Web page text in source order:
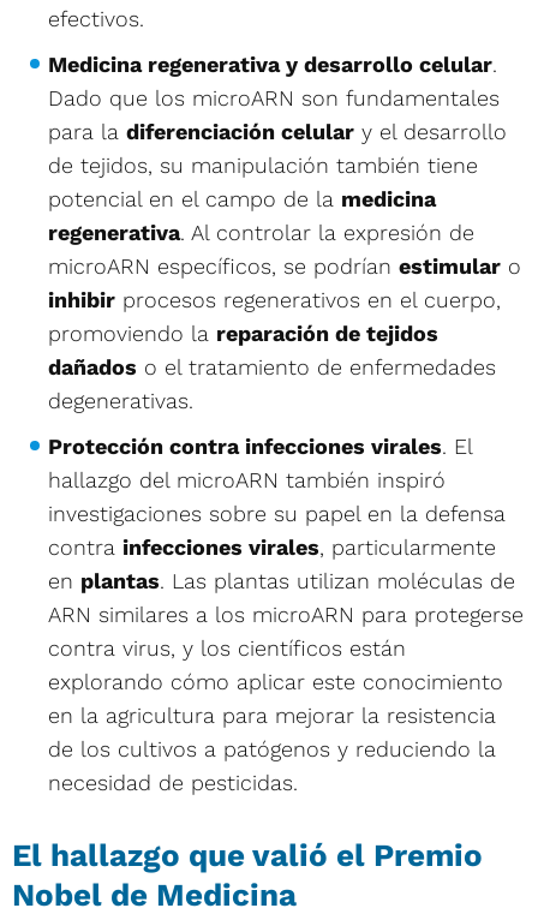
efectivos.
Medicina regenerativa y desarrollo celular.
Dado que los microARN son fundamentales
para la diferenciación celular y el desarrollo
de tejidos, su manipulación también tiene
potencial en el campo de la medicina
regenerativa. Al controlar la expresión de
microARN específicos, se podrían estimular o
inhibir procesos regenerativos en el cuerpo,
promoviendo la reparación de tejidos
dañados o el tratamiento de enfermedades
degenerativas.
Protección contra infecciones virales. El
hallazgo del microARN también inspiró
investigaciones sobre su papel en la defensa
contra infecciones virales, particularmente
en plantas. Las plantas utilizan moléculas de
ARN similares a los microARN para protegerse
contra virus, y los científicos están
explorando cómo aplicar este conocimiento
en la agricultura para mejorar la resistencia
de los cultivos a patógenos y reduciendo la
necesidad de pesticidas.
El hallazgo que valió el Premio
Nobel de Medicina